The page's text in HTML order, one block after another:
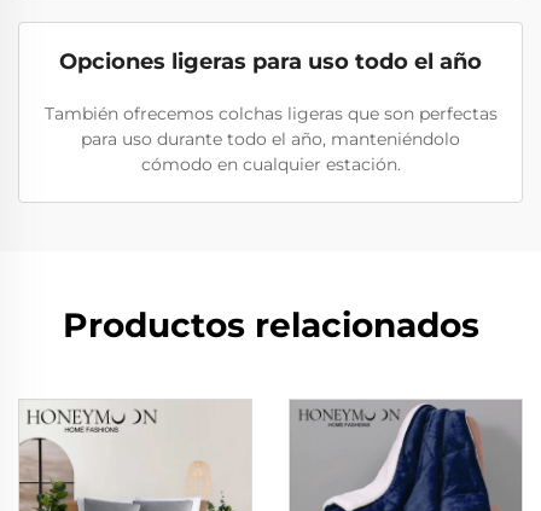
Opciones ligeras para uso todo el año
También ofrecemos colchas ligeras que son perfectas
para uso durante todo el año, manteniéndolo
cómodo en cualquier estación.
Productos relacionados